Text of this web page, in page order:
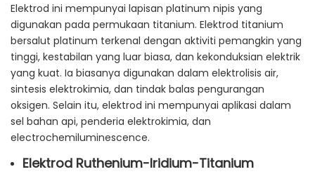
Elektrod ini mempunyai lapisan platinum nipis yang
digunakan pada permukaan titanium. Elektrod titanium
bersalut platinum terkenal dengan aktiviti pemangkin yang
tinggi, kestabilan yang luar biasa, dan kekonduksian elektrik
yang kuat. Ia biasanya digunakan dalam elektrolisis air,
sintesis elektrokimia, dan tindak balas pengurangan
oksigen. Selain itu, elektrod ini mempunyai aplikasi dalam
sel bahan api, penderia elektrokimia, dan
electrochemiluminescence.
Elektrod Ruthenium-Iridium-Titanium